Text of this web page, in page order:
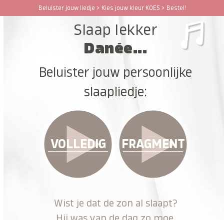
Beluister jouw liedje > Kies jouw kleur KOES > Bestel!
Open
Close
Slaap lekker
Danée...
Beluister jouw persoonlijke
slaapliedje:
VOLLEDIG FRAGMENT
Wist je dat de zon al slaapt?
Hij was van de dag zo moe.